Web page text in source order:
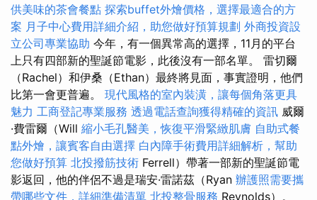
供美味的茶會餐點 探索buffet外燴價格，選擇最適合的方
案 月子中心費用詳細介紹，助您做好預算規劃 外商投資設
立公司專業協助 今年，有一個異常高的選擇，11月的平台
上只有四部新的聖誕節電影，此後沒有一部名單。 雷切爾
（Rachel）和伊桑（Ethan）最終將見面，事實證明，他們
比第一會更普遍。 現代風格的室內裝潢，讓每個角落更具
魅力 工商登記專業服務 透過電話查詢獲得精確的資訊 威爾
·費雷爾（Will 縮小毛孔醫美，恢復平滑緊緻肌膚 自助式餐
點外燴，讓賓客自由選擇 白內障手術費用詳細解析，幫助
您做好預算 北投撥筋技術 Ferrell）帶著一部新的聖誕節電
影返回，他的伴侶不過是瑞安·雷諾茲（Ryan 辦護照需要攜
帶哪些文件，詳細準備清單 北投整骨服務 Reynolds）。